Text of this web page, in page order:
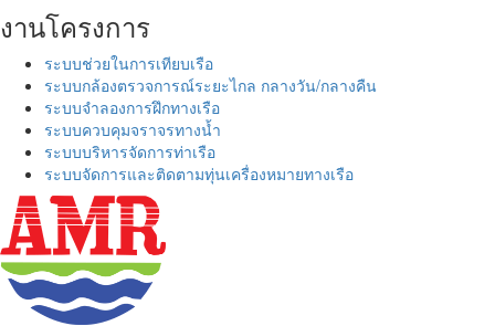
งานโครงการ
ระบบช่วยในการเทียบเรือ
ระบบกล้องตรวจการณ์ระยะไกล กลางวัน/กลางคืน
ระบบจำลองการฝึกทางเรือ
ระบบควบคุมจราจรทางน้ำ
ระบบบริหารจัดการท่าเรือ
ระบบจัดการและติดตามทุ่นเครื่องหมายทางเรือ